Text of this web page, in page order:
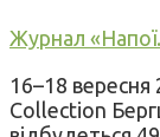
Журнал «Напої.
16–18 вересня
Collection